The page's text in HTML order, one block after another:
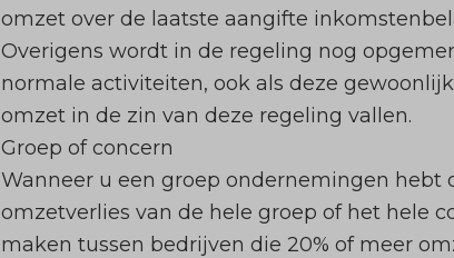
omzet over de laatste aangifte
Overigens wordt in de regeling nog
normale activiteiten, ook als deze
omzet in de zin van deze regeling vallen.
Groep of concern
Wanneer u een groep ondernemingen
omzetverlies van de hele groep of het hele
maken tussen bedrijven die 20% of meer